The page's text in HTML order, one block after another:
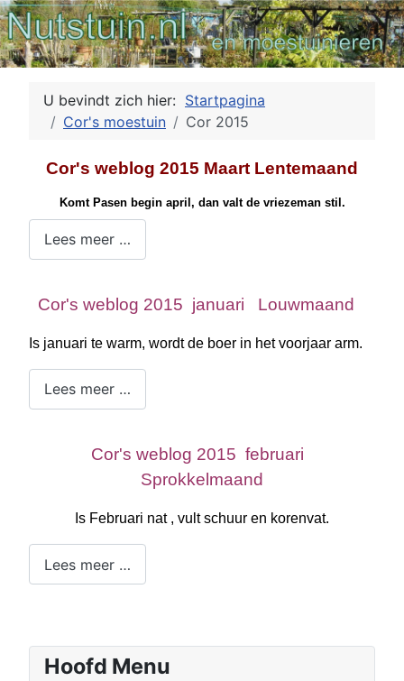
Hoofd Menu
U bevindt zich hier: Startpagina
Cor's moestuin
Cor 2015
Cor's weblog 2015 Maart Lentemaand
Komt Pasen begin april, dan valt de vriezeman stil.
Lees meer …
Cor's weblog 2015 januari Louwmaand
Is januari te warm, wordt de boer in het voorjaar arm.
Lees meer …
Cor's weblog 2015 februari
Sprokkelmaand
Is Februari nat , vult schuur en korenvat.
Lees meer …